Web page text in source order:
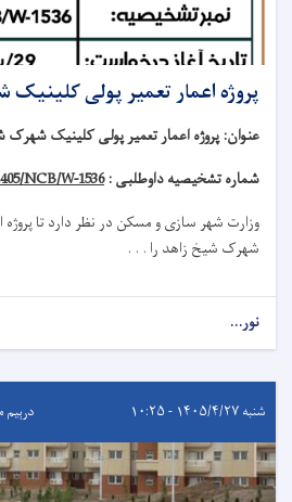
پروژه اعمار تعمیر پولی
عنوان: پروژه اعمار تعمیر پولی کلینیک
شماره تشخیصیه داوطلبی :NCB/W-1536
وزارت شهر سازی و مسکن در نظر دارد تاپروژه
شهرک شیخ زاهد را . . .
نور...
شنبه ۱۴۰۵/۴/۲۷ - ۱۰:۲۵ درېيم